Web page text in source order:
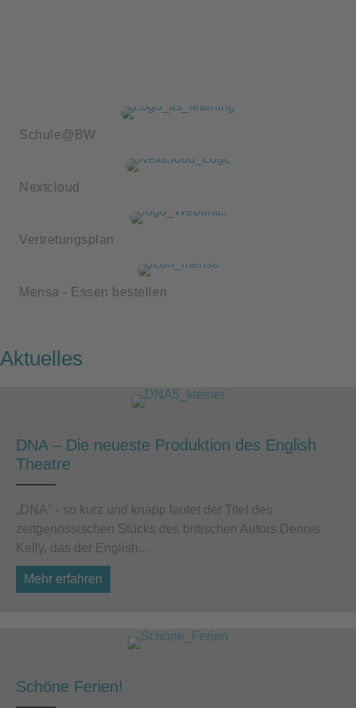
Schule@BW
Nextcloud
Vertretungsplan
Mensa - Essen bestellen
Aktuelles
DNA – Die neueste Produktion des English
Theatre
„DNA" - so kurz und knapp lautet der Titel des
zeitgenössischen Stücks des britischen Autors Dennis
Kelly, das der English...
Mehr erfahren
Schöne Ferien!